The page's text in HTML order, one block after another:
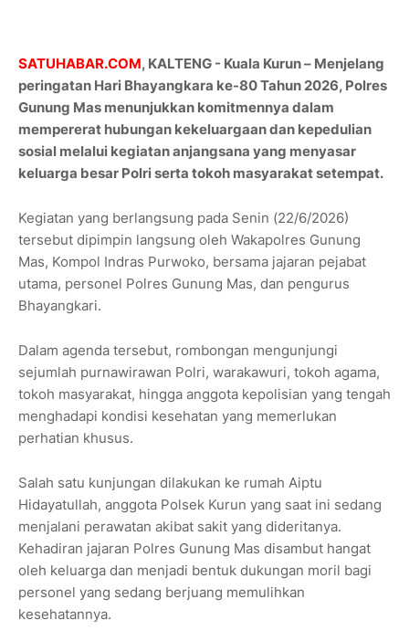
SATUHABAR.COM, KALTENG - Kuala Kurun – Menjelang
peringatan Hari Bhayangkara ke-80 Tahun 2026, Polres
Gunung Mas menunjukkan komitmennya dalam
mempererat hubungan kekeluargaan dan kepedulian
sosial melalui kegiatan anjangsana yang menyasar
keluarga besar Polri serta tokoh masyarakat setempat.
Kegiatan yang berlangsung pada Senin (22/6/2026)
tersebut dipimpin langsung oleh Wakapolres Gunung
Mas, Kompol Indras Purwoko, bersama jajaran pejabat
utama, personel Polres Gunung Mas, dan pengurus
Bhayangkari.
Dalam agenda tersebut, rombongan mengunjungi
sejumlah purnawirawan Polri, warakawuri, tokoh agama,
tokoh masyarakat, hingga anggota kepolisian yang tengah
menghadapi kondisi kesehatan yang memerlukan
perhatian khusus.
Salah satu kunjungan dilakukan ke rumah Aiptu
Hidayatullah, anggota Polsek Kurun yang saat ini sedang
menjalani perawatan akibat sakit yang dideritanya.
Kehadiran jajaran Polres Gunung Mas disambut hangat
oleh keluarga dan menjadi bentuk dukungan moril bagi
personel yang sedang berjuang memulihkan
kesehatannya.